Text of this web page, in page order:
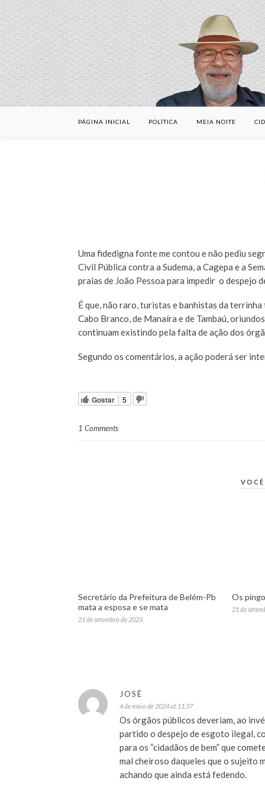
PÁGINA INICIAL POLÍTICA MEIA NOITE
Uma fidedigna fonte me contou e não pediu
Civil Pública contra a Sudema, a Cagepa e a
praias de João Pessoa para impedir o despejo
É que, não raro, turistas e banhistas da
Cabo Branco, de Manaíra e de Tambaú,
continuam existindo pela falta de ação dos
Segundo os comentários, a ação poderá ser
Gostar 5
1 Comments
Secretário da Prefeitura de Belém-Pb
mata a esposa e se mata
21 de setembro de 2023
Os
21 de
JOSÉ
4 de maio de 2024 at 11:37
Os órgãos públicos deveriam, ao
partido o despejo de esgoto ilegal,
para os “cidadãos de bem” que
mal cheiroso daqueles que o sujeito
achando que ainda está fedendo.